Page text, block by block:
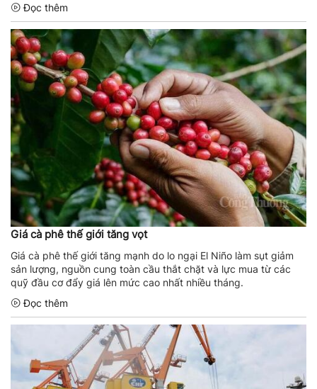
Đọc thêm
Giá cà phê thế giới tăng vọt
Giá cà phê thế giới tăng mạnh do lo ngại El Niño làm sụt giảm
sản lượng, nguồn cung toàn cầu thắt chặt và lực mua từ các
quỹ đầu cơ đẩy giá lên mức cao nhất nhiều tháng.
Đọc thêm